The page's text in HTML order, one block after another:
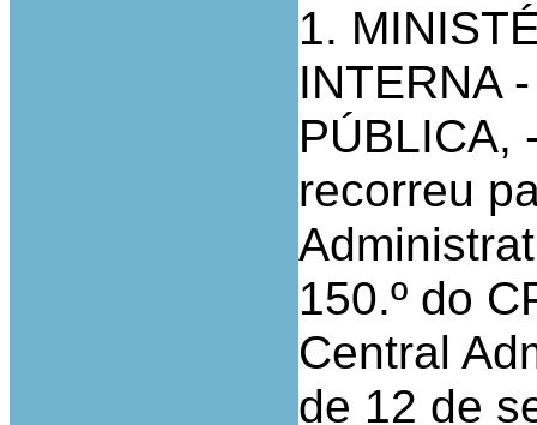
1.
INTERNA
PÚBLICA,
recorreu
150.º do
Central
de 12 de